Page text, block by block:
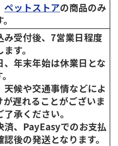
ペットストアの商品のみ
み受付後、7営業日程度
す。
年末年始は休業日とな
候や交通事情などによ
が遅れることがございま
承ください。
、PayEasyでのお支払
後の発送となります。